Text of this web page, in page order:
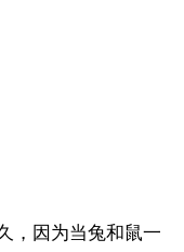
，因为当兔和鼠一